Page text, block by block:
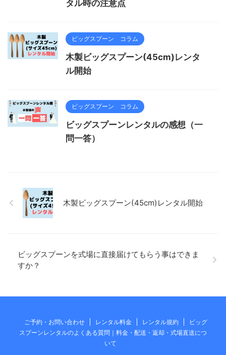
タル時の注意点
ビッグスプーン コラム
木製ビッグスプーン(45cm)レンタ
ル開始
ビッグスプーン コラム
ビッグスプーンレンタルの感想（一
問一答）
木製ビッグスプーン(45cm)レンタル開始
ビッグスプーンを式場に直接届けてもらう事はできま
すか？
ご予約・お問い合わせ レンタル料金 レンタル規約
ビッグ
スプーンレンタルのよくある質問｜料金・配送・返却・式場直送につ
いて